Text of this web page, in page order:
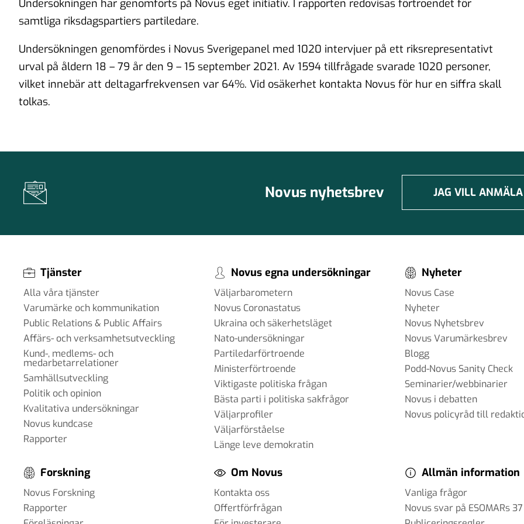
Undersökningen har genomförts på Novus eget initiativ. I rapporten redovisas förtroendet för
samtliga riksdagspartiers partiledare.
Undersökningen genomfördes i Novus Sverigepanel med 1020 intervjuer på ett riksrepresentativt
urval på åldern 18 – 79 år den 9 – 15 september 2021. Av 1594 tillfrågade svarade 1020 personer,
vilket innebär att deltagarfrekvensen var 64%. Vid osäkerhet kontakta Novus för hur en siffra skall
tolkas.
Novus nyhetsbrev JAG VILL
Tjänster
Alla våra tjänster
Varumärke och kommunikation
Public Relations & Public Affairs
Affärs- och verksamhetsutveckling
Kund-, medlems- och
medarbetarrelationer
Samhällsutveckling
Politik och opinion
Kvalitativa undersökningar
Novus kundcase
Rapporter
Novus egna undersökningar
Väljarbarometern
Novus Coronastatus
Ukraina och säkerhetsläget
Nato-undersökningar
Partiledarförtroende
Ministerförtroende
Viktigaste politiska frågan
Bästa parti i politiska sakfrågor
Väljarprofiler
Väljarförståelse
Länge leve demokratin
Nyheter
Novus Case
Nyheter
Novus Nyhetsbrev
Novus Varumärkesbrev
Blogg
Podd-Novus Sanity Check
Seminarier/webbinarier
Novus i debatten
Novus policyråd till
Forskning
Novus Forskning
Rapporter
Om Novus
Kontakta oss
Offertförfrågan
Allmän information
Vanliga frågor
Novus svar på ESOMARs